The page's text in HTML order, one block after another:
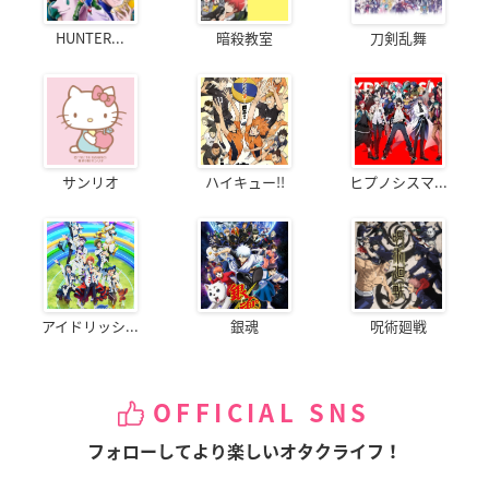
HUNTER... 暗殺教室 刀剣乱舞
サンリオ ハイキュー!! ヒプノシスマ...
アイドリッシ... 銀魂 呪術廻戦
OFFICIAL SNS
フォローしてより楽しいオタクライフ！